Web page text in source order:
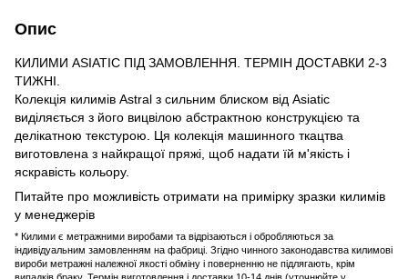
Опис
КИЛИМИ ASIATIC ПІД ЗАМОВЛЕННЯ. ТЕРМІН ДОСТАВКИ 2-3
ТИЖНІ.
Колекція килимів Astral з сильним блиском від Asiatic
виділяється з його вицвілою абстрактною конструкцією та
делікатною текстурою. Ця колекція машинного ткацтва
виготовлена ​​з найкращої пряжі, щоб надати їй м'якість і
яскравість кольору.
Питайте про можливість отримати на примірку зразки килимів
у менеджерів
* Килими є метражними виробами та відрізаються і обробляються за
індивідуальним замовленням на фабриці. Згідно чинного законодавства килимові
вироби метражні належної якості обміну і поверненню не підлягають, крім
випадків браку. Термін виготовлення і доставки 10-14 днів (уточнюйте у